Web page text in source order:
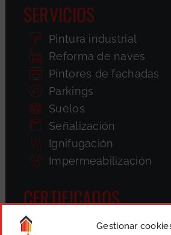
Gestionar
SERVICIOS
Pintura industrial
Reforma de naves
Pintores de fachadas
Parkings
Suelos
Señalización
Ignifugación
Impermeabilización
CERTIFICADOS